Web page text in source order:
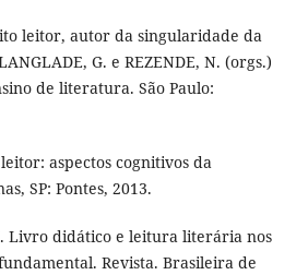
leitor, autor da singularidade da
G. e REZENDE, N. (orgs.)
de literatura. São Paulo:
aspectos cognitivos da
SP: Pontes, 2013.
Livro didático e leitura literária nos
Revista. Brasileira de